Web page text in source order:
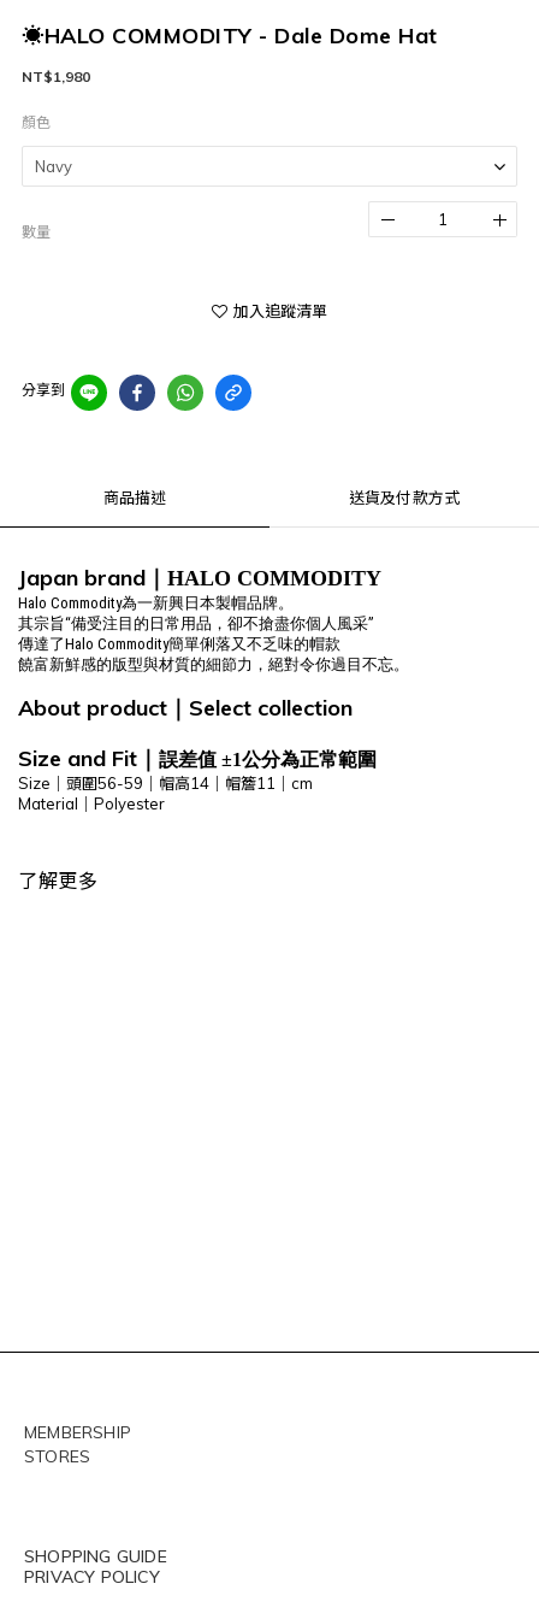
☀HALO COMMODITY - Dale Dome Hat
NT$1,980
顏色
數量
加入追蹤清單
分享到
商品描述 送貨及付款方式
Japan brand ｜HALO COMMODITY
Halo Commodity為一新興日本製帽品牌。
其宗旨“備受注目的日常用品，卻不搶盡你個人風采”
傳達了Halo Commodity簡單俐落又不乏味的帽款
饒富新鮮感的版型與材質的細節力，絕對令你過目不忘。
About product Select collection
Size and Fit
誤差值 ±1公分為正常範圍
Size｜頭圍56-59 ｜帽高14｜帽簷11｜cm
Material｜Polyester
了解更多
MEMBERSHIP
STORES
SHOPPING GUIDE
PRIVACY POLICY